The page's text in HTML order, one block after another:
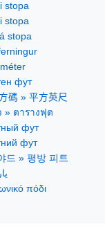
stopa
stopa
stopa
фут
碼 » 平方英尺
» ตารางฟุต
фут
фут
드 » 평방 피트
πόδι